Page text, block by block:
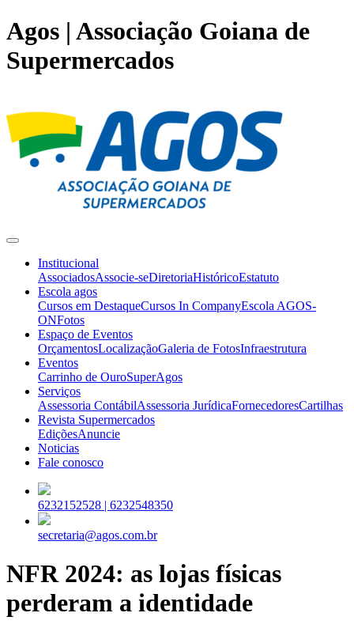
Agos | Associação Goiana de
Supermercados
Institucional
AssociadosAssocie-seDiretoriaHistóricoEstatuto
Escola agos
Cursos em DestaqueCursos In CompanyEscola AGOS-
ONFotos
Espaço de Eventos
OrçamentosLocalizaçãoGaleria de FotosInfraestrutura
Eventos
Carrinho de OuroSuperAgos
Serviços
Assessoria ContábilAssessoria JurídicaFornecedoresCartilhas
Revista Supermercados
EdiçõesAnuncie
Noticias
Fale conosco
6232152528 | 6232548350
secretaria@agos.com.br
NFR 2024: as lojas físicas
perderam a identidade